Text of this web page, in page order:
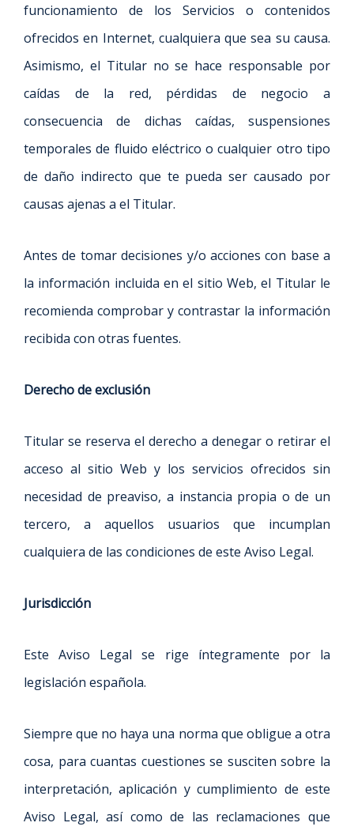
funcionamiento de los Servicios o contenidos
ofrecidos en Internet, cualquiera que sea su causa.
Asimismo, el Titular no se hace responsable por
caídas de la red, pérdidas de negocio a
consecuencia de dichas caídas, suspensiones
temporales de fluido eléctrico o cualquier otro tipo
de daño indirecto que te pueda ser causado por
causas ajenas a el Titular.
Antes de tomar decisiones y/o acciones con base a
la información incluida en el sitio Web, el Titular le
recomienda comprobar y contrastar la información
recibida con otras fuentes.
Derecho de exclusión
Titular se reserva el derecho a denegar o retirar el
acceso al sitio Web y los servicios ofrecidos sin
necesidad de preaviso, a instancia propia o de un
tercero, a aquellos usuarios que incumplan
cualquiera de las condiciones de este Aviso Legal.
Jurisdicción
Este Aviso Legal se rige íntegramente por la
legislación española.
Siempre que no haya una norma que obligue a otra
cosa, para cuantas cuestiones se susciten sobre la
interpretación, aplicación y cumplimiento de este
Aviso Legal, así como de las reclamaciones que